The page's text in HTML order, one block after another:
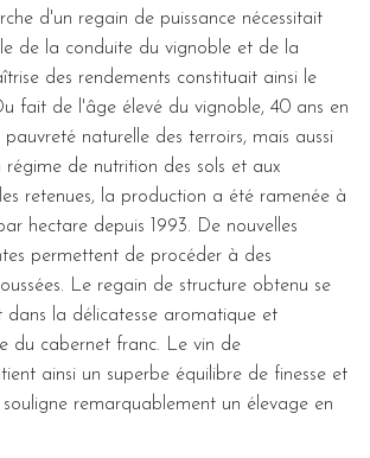
d'un regain de puissance nécessitait
de la conduite du vignoble et de la
des rendements constituait ainsi le
fait de l'âge élevé du vignoble, 40 ans en
naturelle des terroirs, mais aussi
régime de nutrition des sols et aux
retenues, la production a été ramenée à
hectare depuis 1993. De nouvelles
permettent de procéder à des
Le regain de structure obtenu se
la délicatesse aromatique et
du cabernet franc. Le vin de
ainsi un superbe équilibre de finesse et
remarquablement un élevage en